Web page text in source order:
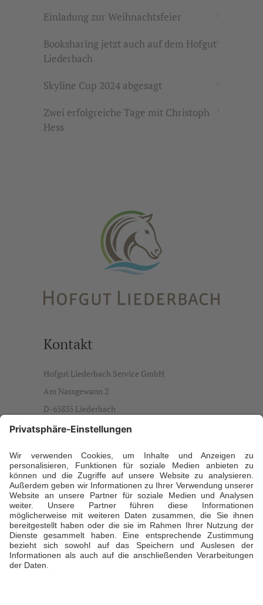
Einladung zur Weihnachtsfeier
Booksharing jetzt auch auf dem Hofgut
Liederbach
Skyline Cup 2024 abgesagt
Zwei erfolgreiche Tage mit Christoph
Hess
Kontakt
Hofgut Liederbach Service GmbH
Am Nassgewann 2
D-65835 Liederbach
info@hofgut-liederbach.de
Ansprechpartner
Daniela Büdenbender, Geschäftsführerin
T +49 173 5941929
Öffnungszeiten